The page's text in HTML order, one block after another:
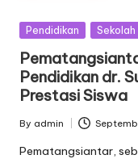
Posted
Pendidikan Sekolah
Pendidikan dr.
Prestasi Siswa
Posted
by
By admin
Pematangsiantar,